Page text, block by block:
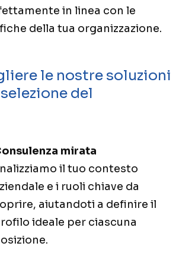
in linea con le
della tua organizzazione.
le nostre soluzioni
del
mirata
il tuo contesto
e i ruoli chiave da
aiutandoti a definire il
ideale per ciascuna